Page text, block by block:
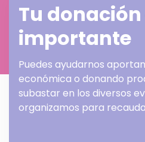
Tu donación
importante
Puedes ayudarnos
económica o donando
subastar en los diversos
organizamos para